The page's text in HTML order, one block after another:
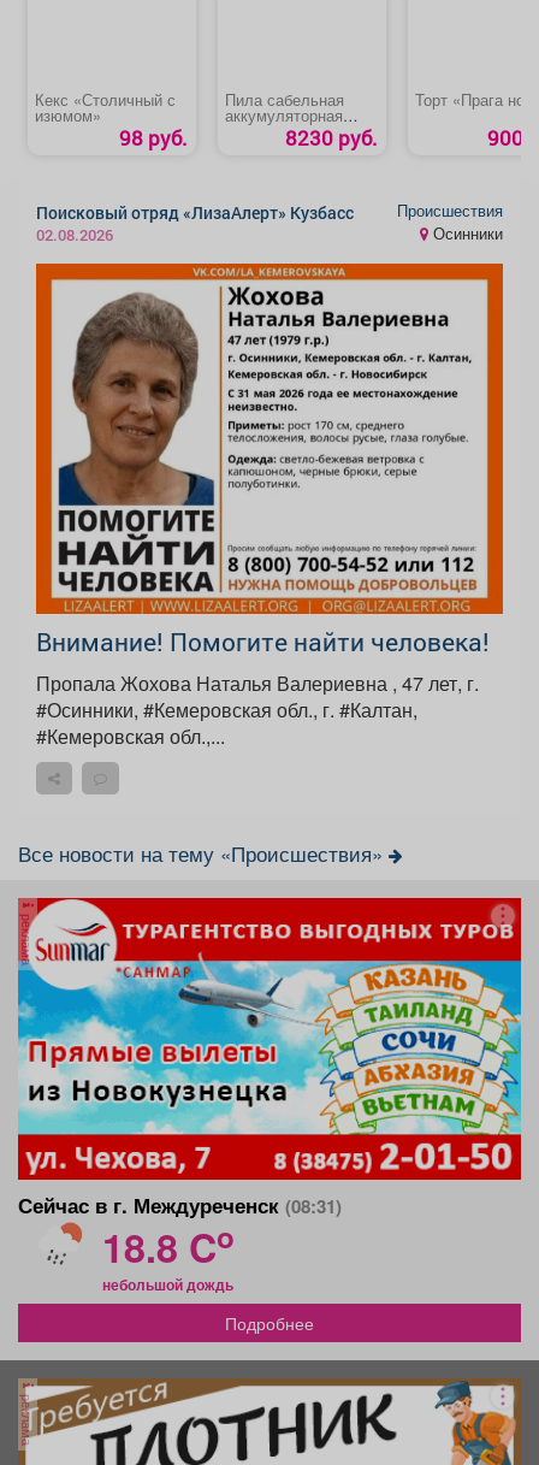
Кекс «Столичный с
изюмом»
98 руб.
Пила сабельная
аккумуляторная
ЗУБР «СПЛ-125-22»
8230 руб.
Торт «Прага
900
Поисковый отряд «ЛизаАлерт» Кузбасс
02.08.2026
Происшествия
Осинники
Внимание! Помогите найти человека!
Пропала Жохова Наталья Валериевна , 47 лет, г.
#Осинники, #Кемеровская обл., г. #Калтан,
#Кемеровская обл.,...
Все новости на тему «Происшествия»
реклама
Сейчас в г. Междуреченск (08:31)
18.8 Co
небольшой дождь
Подробнее
реклама